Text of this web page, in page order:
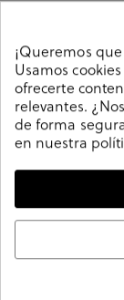
tecnología del
cada modelo
desarrollo de
variedad de
comodidad
Referencia
Guía de tallas
Ciudados y
¡Queremos
Usamos
ofrecerte
relevantes.
de forma
en nuestra